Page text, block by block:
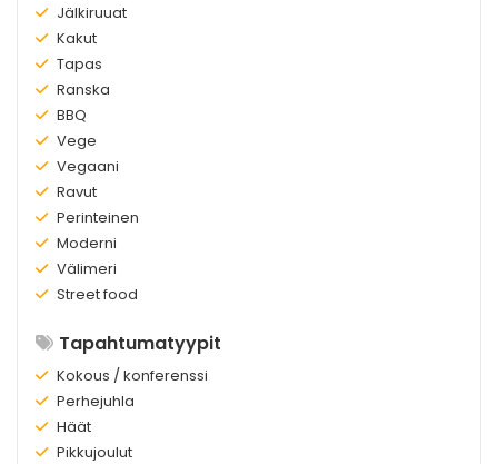
Olemassa:
Jälkiruuat
Olemassa:
Kakut
Olemassa:
Tapas
Olemassa:
Ranska
Olemassa:
BBQ
Olemassa:
Vege
Olemassa:
Vegaani
Olemassa:
Ravut
Olemassa:
Perinteinen
Olemassa:
Moderni
Olemassa:
Välimeri
Olemassa:
Street food
Tapahtumatyypit
Olemassa:
Kokous / konferenssi
Olemassa:
Perhejuhla
Olemassa:
Häät
Olemassa:
Pikkujoulut